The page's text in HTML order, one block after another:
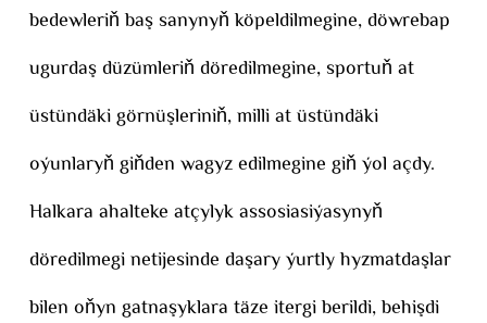
bedewleriň baş sanynyň köpeldilmegine, döwrebap
ugurdaş düzümleriň döredilmegine, sportuň at
üstündäki görnüşleriniň, milli at üstündäki
oýunlaryň giňden wagyz edilmegine giň ýol açdy.
Halkara ahalteke atçylyk assosiasiýasynyň
döredilmegi netijesinde daşary ýurtly hyzmatdaşlar
bilen oňyn gatnaşyklara täze itergi berildi, behişdi